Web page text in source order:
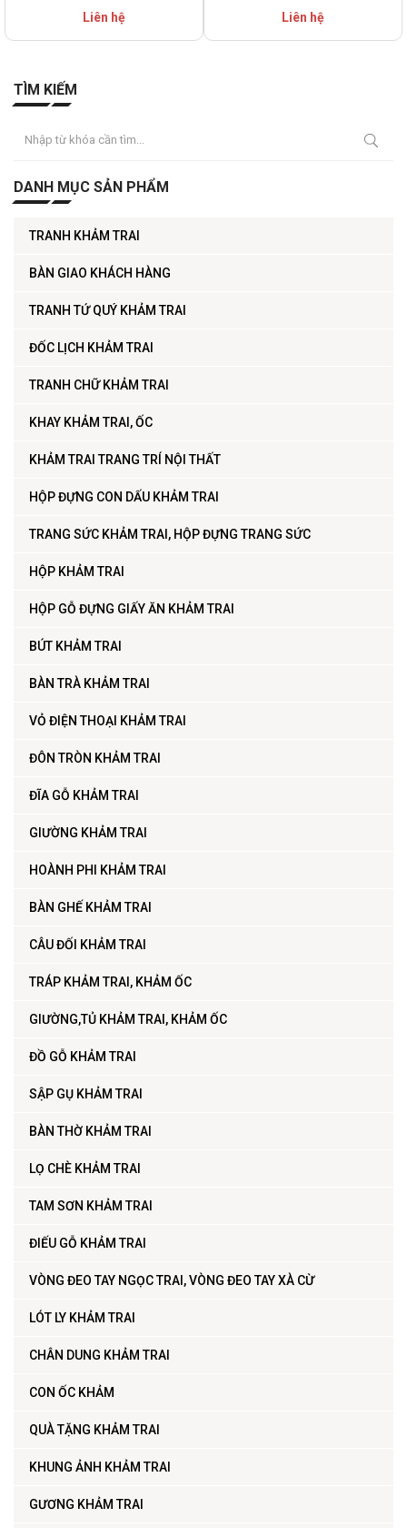
Liên hệ Liên hệ
TÌM KIẾM
DANH MỤC SẢN PHẨM
TRANH KHẢM TRAI
BÀN GIAO KHÁCH HÀNG
TRANH TỨ QUÝ KHẢM TRAI
ĐỐC LỊCH KHẢM TRAI
TRANH CHỮ KHẢM TRAI
KHAY KHẢM TRAI, ỐC
KHẢM TRAI TRANG TRÍ NỘI THẤT
HỘP ĐỰNG CON DẤU KHẢM TRAI
TRANG SỨC KHẢM TRAI, HỘP ĐỰNG TRANG SỨC
HỘP KHẢM TRAI
HỘP GỖ ĐỰNG GIẤY ĂN KHẢM TRAI
BÚT KHẢM TRAI
BÀN TRÀ KHẢM TRAI
VỎ ĐIỆN THOẠI KHẢM TRAI
ĐÔN TRÒN KHẢM TRAI
ĐĨA GỖ KHẢM TRAI
GIƯỜNG KHẢM TRAI
HOÀNH PHI KHẢM TRAI
BÀN GHẾ KHẢM TRAI
CÂU ĐỐI KHẢM TRAI
TRÁP KHẢM TRAI, KHẢM ỐC
GIƯỜNG,TỦ KHẢM TRAI, KHẢM ỐC
ĐỒ GỖ KHẢM TRAI
SẬP GỤ KHẢM TRAI
BÀN THỜ KHẢM TRAI
LỌ CHÈ KHẢM TRAI
TAM SƠN KHẢM TRAI
ĐIẾU GỖ KHẢM TRAI
VÒNG ĐEO TAY NGỌC TRAI, VÒNG ĐEO TAY XÀ CỪ
LÓT LY KHẢM TRAI
CHÂN DUNG KHẢM TRAI
CON ỐC KHẢM
QUÀ TẶNG KHẢM TRAI
KHUNG ẢNH KHẢM TRAI
GƯƠNG KHẢM TRAI